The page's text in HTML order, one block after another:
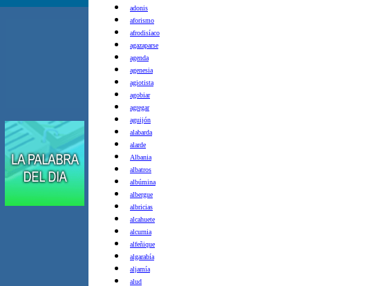
adonis
aforismo
afrodisíaco
agazaparse
agenda
agenesia
agiotista
agobiar
agregar
aguijón
alabarda
alarde
Albania
albatros
albúmina
albergue
albricias
alcahuete
alcurnia
alfeñique
algarabía
aljamía
alud